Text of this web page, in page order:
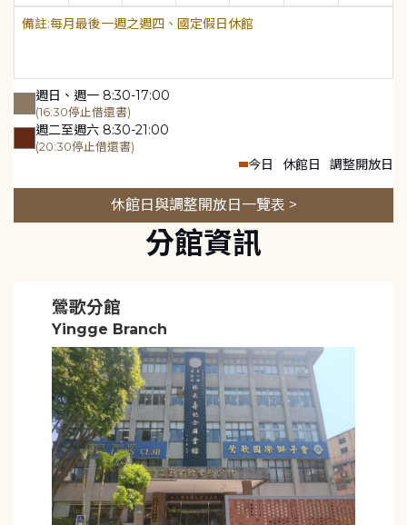
每月最後一週之週四、國定假日休館
週日、週一 8:30-17:00
(16:30停止借還書)
週二至週六 8:30-21:00
(20:30停止借還書)
今日 休館日 調整開放日
休館日與調整開放日一覽表 >
分館資訊
鶯歌分館
Yingge Branch